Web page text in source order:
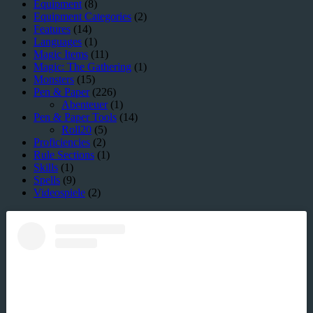
Equipment (8)
Equipment Categories (2)
Features (14)
Languages (1)
Magic Items (11)
Magic: The Gathering (1)
Monsters (15)
Pen & Paper(226)
Abenteuer(1)
Pen & Paper Tools (14)
Roll20 (5)
Proficiencies (2)
Rule Sections (1)
Skills (1)
Spells (9)
Videospiele (2)